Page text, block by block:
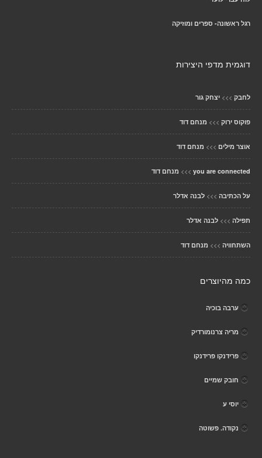
רגל ראשונה- ספרים ומוזיקה
דוגמית מדפי היצירות
לחבק >>> יצחק גור
פוקוס ירוק >>> מנחם דוד
אוצר מילים >>> מנחם דוד
you are connected
>>> מנחם דוד
על הכתיבה >>> לבנה אדלר
תפילה >>> לבנה אדלר
השתחוויה >>> מנחם דוד
כמה מהיוצרים
ערבה בוכיה
מריה צרנומורדיק
פרידנקו פרידנקו
חובק שמיים
יוסי ע
נקודה. פשוטה